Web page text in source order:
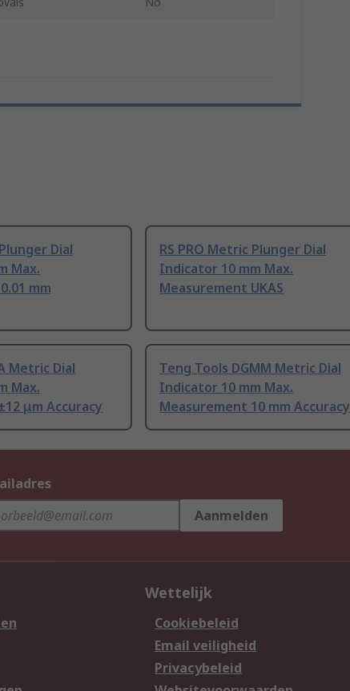
Dial
Max.
mm
RS PRO Metric Plunger Dial
Indicator 10 mm Max.
Measurement UKAS
Metric Dial
Max.
μm Accuracy
Teng Tools DGMM Metric Dial
Indicator 10 mm Max.
Measurement 10 mm Accuracy
Aanmelden
Wettelijk
Cookiebeleid
Email veiligheid
Privacybeleid